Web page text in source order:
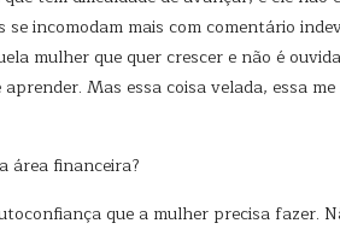
incomodam mais com comentário
mulher que quer crescer e não é
Mas essa coisa velada, essa
área financeira?
que a mulher precisa fazer.